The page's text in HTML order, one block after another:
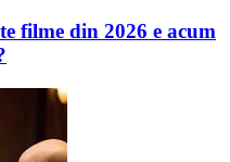
filme din 2026 e acum